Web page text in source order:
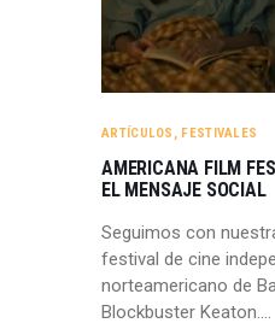
ARTÍCULOS , FESTIVALES
AMERICANA FILM
EL MENSAJE SOCIAL
Seguimos con
festival de cine
norteamericano de
Blockbuster Keaton.…